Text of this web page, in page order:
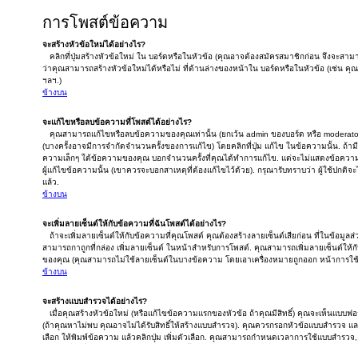
การโพสต์ข้อความ
จะสร้างหัวข้อใหม่ได้อย่างไร?
คลิกที่ปุ่มสร้างหัวข้อใหม่ ใน บอร์ดหรือในหัวข้อ (คุณอาจต้องสมัครสมาชิกก่อน จึงจะสา
ว่าคุณสามารถสร้างหัวข้อใหม่ได้หรือไม่ ที่ด้านล่างของหน้าใน บอร์ดหรือในหัวข้อ (เช่น คุ
ฯลฯ.)
ข้างบน
จะแก้ไขหรือลบข้อความที่โพสต์ได้อย่างไร?
คุณสามารถแก้ไขหรือลบข้อความของคุณเท่านั้น (ยกเว้น admin ของบอร์ด หรือ
(บางครั้งอาจมีการจำกัดจำนวนครั้งของการแก้ไข) โดยคลิกที่ปุ่ม แก้ไข ในข้อความนั้น.
ความเล็กๆ ใต้ข้อความของคุณ บอกจำนวนครั้งที่คุณได้ทำการแก้ไข. แต่จะไม่แสดงข้อความ
ผู้แก้ไขข้อความนั้น (เขาควรจะบอกสาเหตุที่ต้องแก้ไขไว้ด้วย). กรุณารับทราบว่า ผู้ใช้ปกติ
แล้ว.
ข้างบน
จะเพิ่มลายเซ็นต์ให้กับข้อความที่ฉันโพสต์ได้อย่างไร?
ถ้าจะเพิ่มลายเซ็นต์ให้กับข้อความที่คุณโพสต์ คุณต้องสร้างลายเซ็นต์เสียก่อน ที่ในข้อมูล
สามารถกาถูกที่กล่อง เพิ่มลายเซ็นต์ ในหน้าสำหรับการโพสต์. คุณสามารถเพิ่มลายเซ็นต์ใ
ของคุณ (คุณสามารถไม่ใช้ลายเซ็นต์ในบางข้อความ โดยเอาเครื่องหมายถูกออก หน้าการใ
ข้างบน
จะสร้างแบบสำรวจได้อย่างไร?
เมื่อคุณสร้างหัวข้อใหม่ (หรือแก้ไขข้อความแรกของหัวข้อ ถ้าคุณมีสิทธิ์) คุณจะเห็นแบบฟอ
(ถ้าคุณหาไม่พบ คุณอาจไม่ได้รับสิทธิ์ให้สร้างแบบสำรวจ). คุณควรกรอกหัวข้อแบบสำรวจ แล
เลือก ให้พิมพ์ข้อความ แล้วคลิกปุ่ม เพิ่มตัวเลือก. คุณสามารถกำหนดเวลาการใช้แบบสำรว